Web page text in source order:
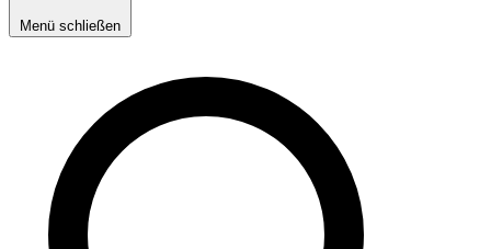
Menü schließen